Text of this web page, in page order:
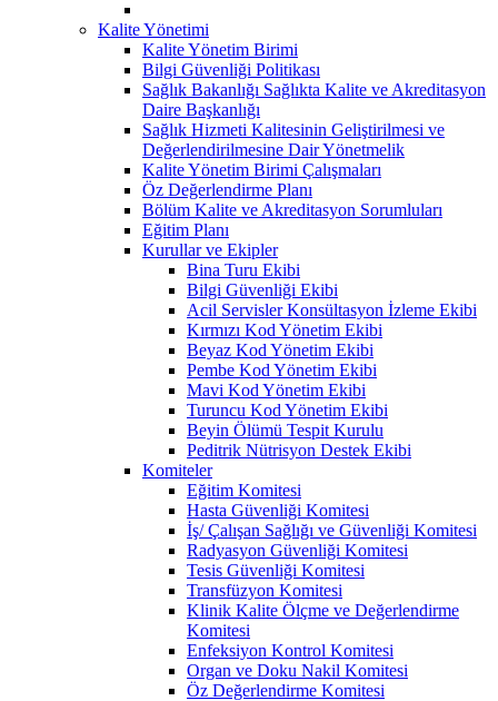
Kalite Yönetimi
Kalite Yönetim Birimi
Bilgi Güvenliği Politikası
Sağlık Bakanlığı Sağlıkta Kalite ve Akreditasyon
Daire Başkanlığı
Sağlık Hizmeti Kalitesinin Geliştirilmesi ve
Değerlendirilmesine Dair Yönetmelik
Kalite Yönetim Birimi Çalışmaları
Öz Değerlendirme Planı
Bölüm Kalite ve Akreditasyon Sorumluları
Eğitim Planı
Kurullar ve Ekipler
Bina Turu Ekibi
Bilgi Güvenliği Ekibi
Acil Servisler Konsültasyon İzleme Ekibi
Kırmızı Kod Yönetim Ekibi
Beyaz Kod Yönetim Ekibi
Pembe Kod Yönetim Ekibi
Mavi Kod Yönetim Ekibi
Turuncu Kod Yönetim Ekibi
Beyin Ölümü Tespit Kurulu
Peditrik Nütrisyon Destek Ekibi
Komiteler
Eğitim Komitesi
Hasta Güvenliği Komitesi
İş/ Çalışan Sağlığı ve Güvenliği Komitesi
Radyasyon Güvenliği Komitesi
Tesis Güvenliği Komitesi
Transfüzyon Komitesi
Klinik Kalite Ölçme ve Değerlendirme
Komitesi
Enfeksiyon Kontrol Komitesi
Organ ve Doku Nakil Komitesi
Öz Değerlendirme Komitesi